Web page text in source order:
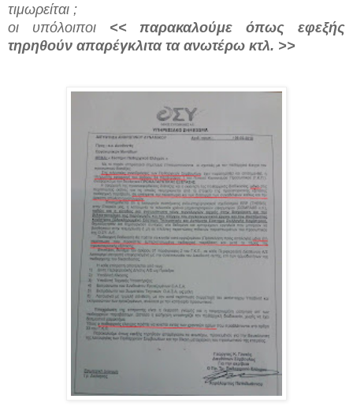
τιμωρείται ;
οι υπόλοιποι << παρακαλούμε όπως εφεξής
τηρηθούν απαρέγκλιτα τα ανωτέρω κτλ. >>